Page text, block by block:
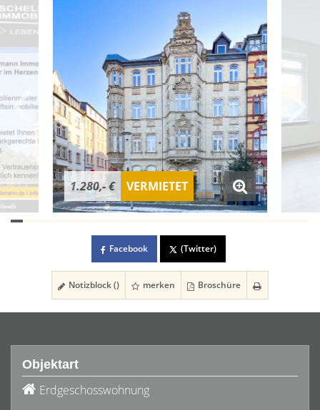
1.280,- € VERMIETET
Facebook (Twitter)
Notizblock () merken Broschüre
Objektart
Erdgeschosswohnung